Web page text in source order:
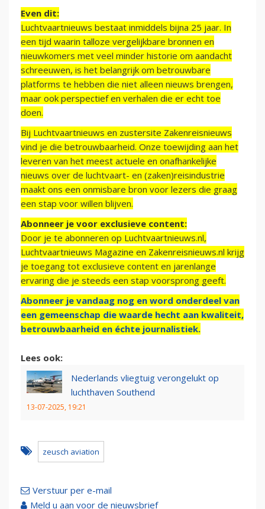
Even dit:
Luchtvaartnieuws bestaat inmiddels bijna 25 jaar. In
een tijd waarin talloze vergelijkbare bronnen en
nieuwkomers met veel minder historie om aandacht
schreeuwen, is het belangrijk om betrouwbare
platforms te hebben die niet alleen nieuws brengen,
maar ook perspectief en verhalen die er echt toe
doen.
Bij Luchtvaartnieuws en zustersite Zakenreisnieuws
vind je die betrouwbaarheid. Onze toewijding aan het
leveren van het meest actuele en onafhankelijke
nieuws over de luchtvaart- en (zaken)reisindustrie
maakt ons een onmisbare bron voor lezers die graag
een stap voor willen blijven.
Abonneer je voor exclusieve content:
Door je te abonneren op Luchtvaartnieuws.nl,
Luchtvaartnieuws Magazine en Zakenreisnieuws.nl krijg
je toegang tot exclusieve content en jarenlange
ervaring die je steeds een stap voorsprong geeft.
Abonneer je vandaag nog en word onderdeel van
een gemeenschap die waarde hecht aan kwaliteit,
betrouwbaarheid en échte journalistiek.
Lees ook:
Nederlands vliegtuig verongelukt op
luchthaven Southend
13-07-2025, 19:21
zeusch aviation
Verstuur per e-mail
Meld u aan voor de nieuwsbrief